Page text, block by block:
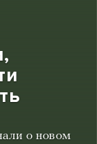
о новом